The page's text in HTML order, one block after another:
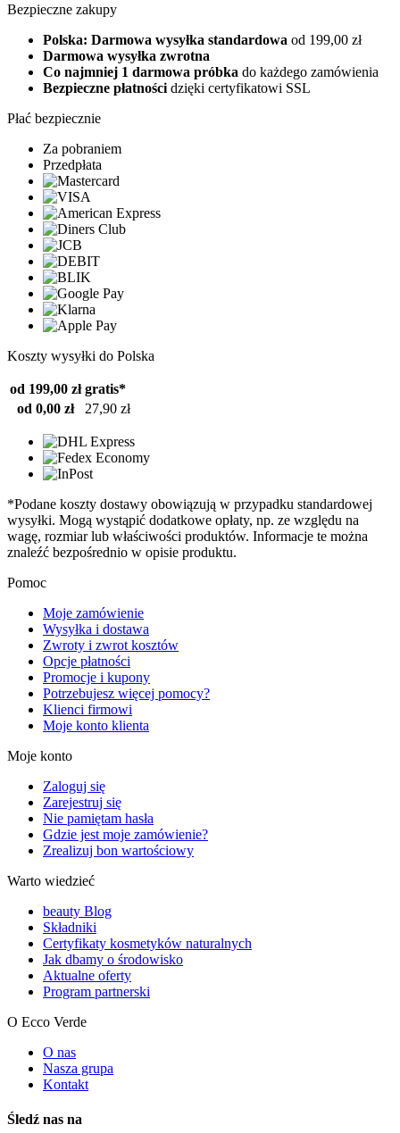
Bezpieczne zakupy
Polska: Darmowa wysyłka standardowa od 199,00 zł
Darmowa wysyłka zwrotna
Co najmniej 1 darmowa próbka do każdego zamówienia
Bezpieczne płatności dzięki certyfikatowi SSL
Płać bezpiecznie
Za pobraniem
Przedpłata
Koszty wysyłki do Polska
od 199,00 zł gratis*
od 0,00 zł
27,90 zł
*Podane koszty dostawy obowiązują w przypadku standardowej
wysyłki. Mogą wystąpić dodatkowe opłaty, np. ze względu na
wagę, rozmiar lub właściwości produktów. Informacje te można
znaleźć bezpośrednio w opisie produktu.
Pomoc
Moje zamówienie
Wysyłka i dostawa
Zwroty i zwrot kosztów
Opcje płatności
Promocje i kupony
Potrzebujesz więcej pomocy?
Klienci firmowi
Moje konto klienta
Moje konto
Zaloguj się
Zarejestruj się
Nie pamiętam hasła
Gdzie jest moje zamówienie?
Zrealizuj bon wartościowy
Warto wiedzieć
beauty Blog
Składniki
Certyfikaty kosmetyków naturalnych
Jak dbamy o środowisko
Aktualne oferty
Program partnerski
O Ecco Verde
O nas
Nasza grupa
Kontakt
Śledź nas na